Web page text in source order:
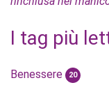
I tag più
Benessere 20